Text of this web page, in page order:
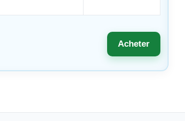
Acheter